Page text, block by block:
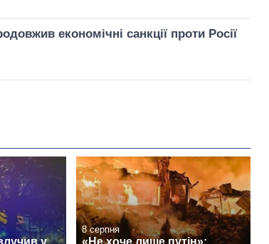
економічні санкції проти Росії
8 серпня